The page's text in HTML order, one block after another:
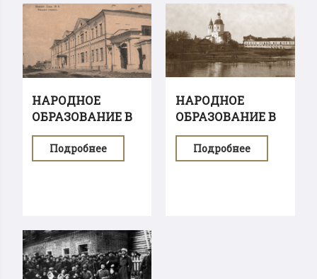
НАРОДНОЕ
ОБРАЗОВАНИЕ В
ВЕЛИКИХ
ЛУКАХ...
Подробнее
НАРОДНОЕ
ОБРАЗОВАНИЕ В
ВЕЛИКИХ
ЛУКАХ...
Подробнее